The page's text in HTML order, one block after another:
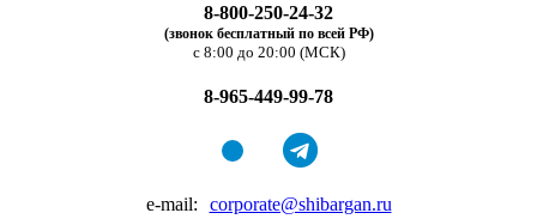
8-800-250-24-32
(звонок бесплатный по всей РФ)
с 8:00 до 20:00 (МСК)
8-965-449-99-78
e-mail:
corporate@shibargan.ru